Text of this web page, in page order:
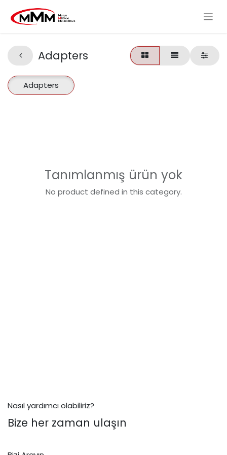
Adapters
Adapters
Tanımlanmış ürün yok
No product defined in this category.
Nasıl yardımcı olabiliriz?
Bize her zaman ulaşın